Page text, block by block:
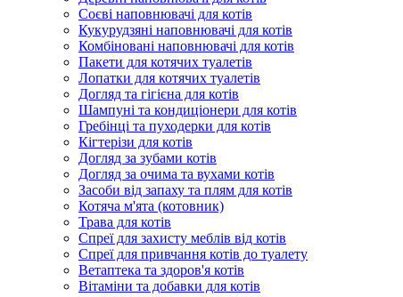
Соєві наповнювачі для котів
Кукурудзяні наповнювачі для котів
Комбіновані наповнювачі для котів
Пакети для котячих туалетів
Лопатки для котячих туалетів
Догляд та гігієна для котів
Шампуні та кондиціонери для котів
Гребінці та пуходерки для котів
Кігтерізи для котів
Догляд за зубами котів
Догляд за очима та вухами котів
Засоби від запаху та плям для котів
Котяча м'ята (котовник)
Трава для котів
Спреї для захисту меблів від котів
Спреї для привчання котів до туалету
Ветаптека та здоров'я котів
Вітаміни та добавки для котів